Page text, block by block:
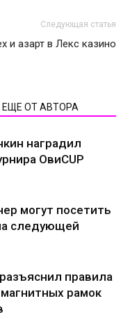
Следующая статья
и азарт в Лекс казино
ЕЩЕ ОТ АВТОРА
наградил
ОвиCUP
могут посетить
следующей
правила
рамок